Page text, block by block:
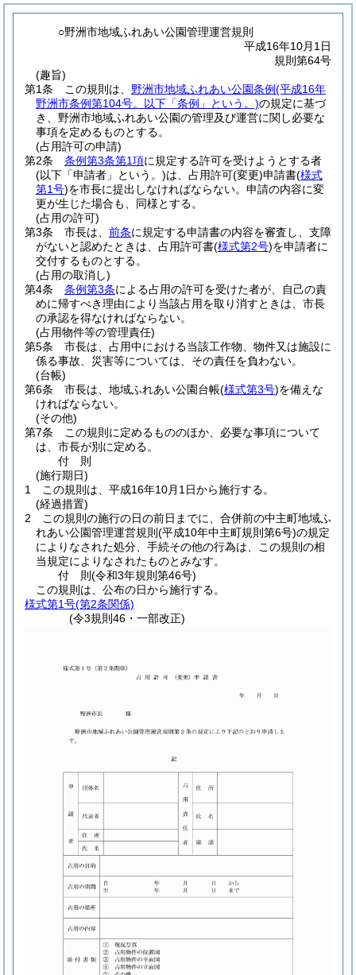
○野洲市地域ふれあい公園管理運営規則
平成16年10月1日
規則第64号
(趣旨)
第1条
この規則は、 野洲市地域ふれあい公園条例(平成16年
野洲市条例第104号。以下「条例」という。)の規定に基づ
き、野洲市地域ふれあい公園の管理及び運営に関し必要な
事項を定めるものとする。
(占用許可の申請)
第2条
条例第3条第1項に規定する許可を受けようとする者
(以下「申請者」という。)は、占用許可(変更)申請書(様式
第1号)を市長に提出しなければならない。 申請の内容に変
更が生じた場合も、同様とする。
(占用の許可)
第3条
市長は、 前条に規定する申請書の内容を審査し、支障
がないと認めたときは、占用許可書(様式第2号)を申請者に
交付するものとする。
(占用の取消し)
第4条
条例第3条による占用の許可を受けた者が、自己の責
めに帰すべき理由により当該占用を取り消すときは、市長
の承認を得なければならない。
(占用物件等の管理責任)
第5条
市長は、占用中における当該工作物、物件又は施設に
係る事故、災害等については、その責任を負わない。
(台帳)
第6条
市長は、地域ふれあい公園台帳(様式第3号)を備えな
ければならない。
(その他)
第7条
この規則に定めるもののほか、必要な事項について
は、市長が別に定める。
付 則
(施行期日)
1
この規則は、平成16年10月1日から施行する。
(経過措置)
2
この規則の施行の日の前日までに、合併前の中主町地域ふ
れあい公園管理運営規則 (平成10年中主町規則第6号)の規定
によりなされた処分、手続その他の行為は、この規則の相
当規定によりなされたものとみなす。
付 則(令和3年規則第46号)
この規則は、公布の日から施行する。
様式第1号(第2条関係)
(令3規則46・一部改正)